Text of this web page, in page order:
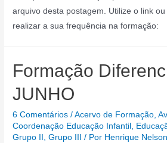
arquivo desta postagem. Utilize o link
realizar a sua frequência na formação:
Formação
JUNHO
6 Comentários /Acervo de Formação,
Coordenação Educação Infantil ,
Grupo II ,Grupo III / Por Henrique